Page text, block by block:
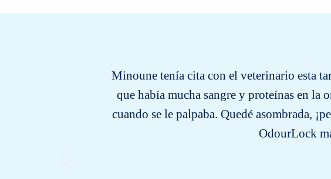
Minoune tenía cita con el veterinario esta
que había mucha sangre y proteínas en
cuando se le palpaba. Quedé asombrada,
OdourLock